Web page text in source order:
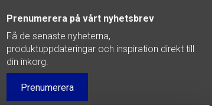
Prenumerera på vårt nyhetsbrev
Få de senaste nyheterna,
produktuppdateringar och inspiration direkt till
din inkorg.
Prenumerera